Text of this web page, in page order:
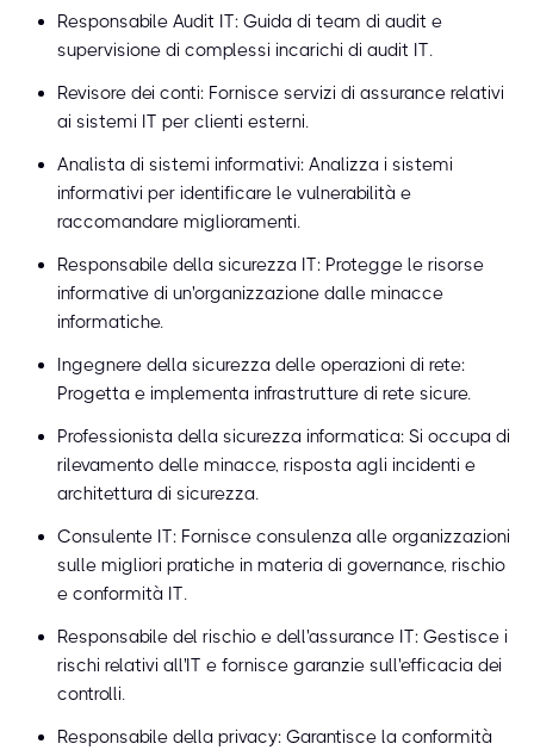
Responsabile Audit IT: Guida di team di audit e
supervisione di complessi incarichi di audit IT.
Revisore dei conti: Fornisce servizi di assurance relativi
ai sistemi IT per clienti esterni.
Analista di sistemi informativi: Analizza i sistemi
informativi per identificare le vulnerabilità e
raccomandare miglioramenti.
Responsabile della sicurezza IT: Protegge le risorse
informative di un'organizzazione dalle minacce
informatiche.
Ingegnere della sicurezza delle operazioni di rete:
Progetta e implementa infrastrutture di rete sicure.
Professionista della sicurezza informatica: Si occupa di
rilevamento delle minacce, risposta agli incidenti e
architettura di sicurezza.
Consulente IT: Fornisce consulenza alle organizzazioni
sulle migliori pratiche in materia di governance, rischio
e conformità IT.
Responsabile del rischio e dell'assurance IT: Gestisce i
rischi relativi all'IT e fornisce garanzie sull'efficacia dei
controlli.
Responsabile della privacy: Garantisce la conformità